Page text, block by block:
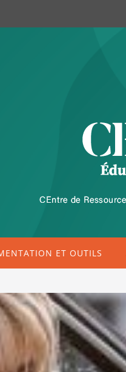
ET OUTILS